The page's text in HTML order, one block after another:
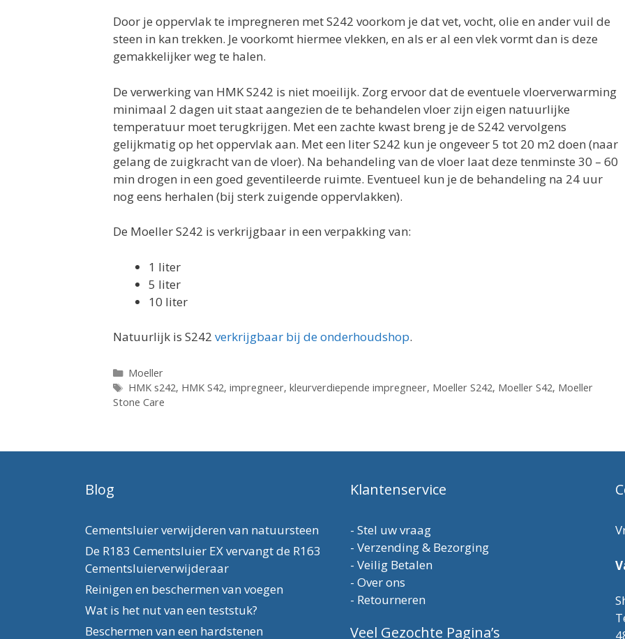
Door je oppervlak te impregneren met S242 voorkom je dat vet, vocht, olie en ander vuil de
steen in kan trekken. Je voorkomt hiermee vlekken, en als er al een vlek vormt dan is deze
gemakkelijker weg te halen.
De verwerking van HMK S242 is niet moeilijk. Zorg ervoor dat de eventuele vloerverwarming
minimaal 2 dagen uit staat aangezien de te behandelen vloer zijn eigen natuurlijke
temperatuur moet terugkrijgen. Met een zachte kwast breng je de S242 vervolgens
gelijkmatig op het oppervlak aan. Met een liter S242 kun je ongeveer 5 tot 20 m2 doen (naar
gelang de zuigkracht van de vloer). Na behandeling van de vloer laat deze tenminste 30 – 60
min drogen in een goed geventileerde ruimte. Eventueel kun je de behandeling na 24 uur
nog eens herhalen (bij sterk zuigende oppervlakken).
De Moeller S242 is verkrijgbaar in een verpakking van:
1 liter
5 liter
10 liter
Natuurlijk is S242 verkrijgbaar bij de onderhoudshop.
Categorieën
Moeller
Tags
HMK s242, HMK S42, impregneer, kleurverdiepende impregneer, Moeller S242, Moeller S42, Moeller
Stone Care
Blog
Cementsluier verwijderen van natuursteen
De R183 Cementsluier EX vervangt de R163
Cementsluierverwijderaar
Reinigen en beschermen van voegen
Wat is het nut van een teststuk?
Beschermen van een hardstenen
Klantenservice
- Stel uw vraag
- Verzending & Bezorging
- Veilig Betalen
- Over ons
- Retourneren
Veel Gezochte Pagina’s